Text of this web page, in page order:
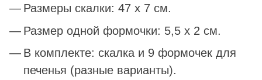
Размеры скалки: 47 x 7 см.
Размер одной формочки: 5,5 x 2 см.
В комплекте: скалка и 9 формочек для
печенья (разные варианты).